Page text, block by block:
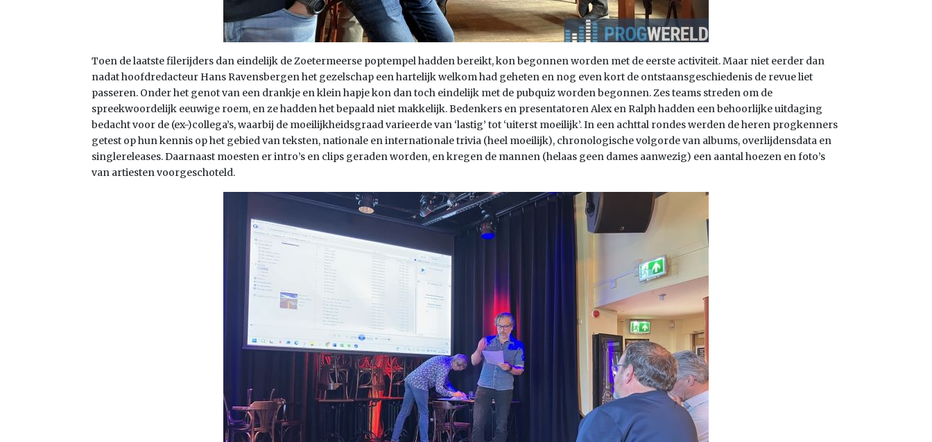
Toen de laatste filerijders dan eindelijk de Zoetermeerse poptempel hadden bereikt, kon begonnen worden met de eerste activiteit. Maar niet eerder dan
nadat hoofdredacteur Hans Ravensbergen het gezelschap een hartelijk welkom had geheten en nog even kort de ontstaansgeschiedenis de revue liet
passeren. Onder het genot van een drankje en klein hapje kon dan toch eindelijk met de pubquiz worden begonnen. Zes teams streden om de
spreekwoordelijk eeuwige roem, en ze hadden het bepaald niet makkelijk. Bedenkers en presentatoren Alex en Ralph hadden een behoorlijke uitdaging
bedacht voor de (ex-)collega’s, waarbij de moeilijkheidsgraad varieerde van ‘lastig’ tot ‘uiterst moeilijk’. In een achttal rondes werden de heren progkenners
getest op hun kennis op het gebied van teksten, nationale en internationale trivia (heel moeilijk), chronologische volgorde van albums, overlijdensdata en
singlereleases. Daarnaast moesten er intro’s en clips geraden worden, en kregen de mannen (helaas geen dames aanwezig) een aantal hoezen en foto’s
van artiesten voorgeschoteld.